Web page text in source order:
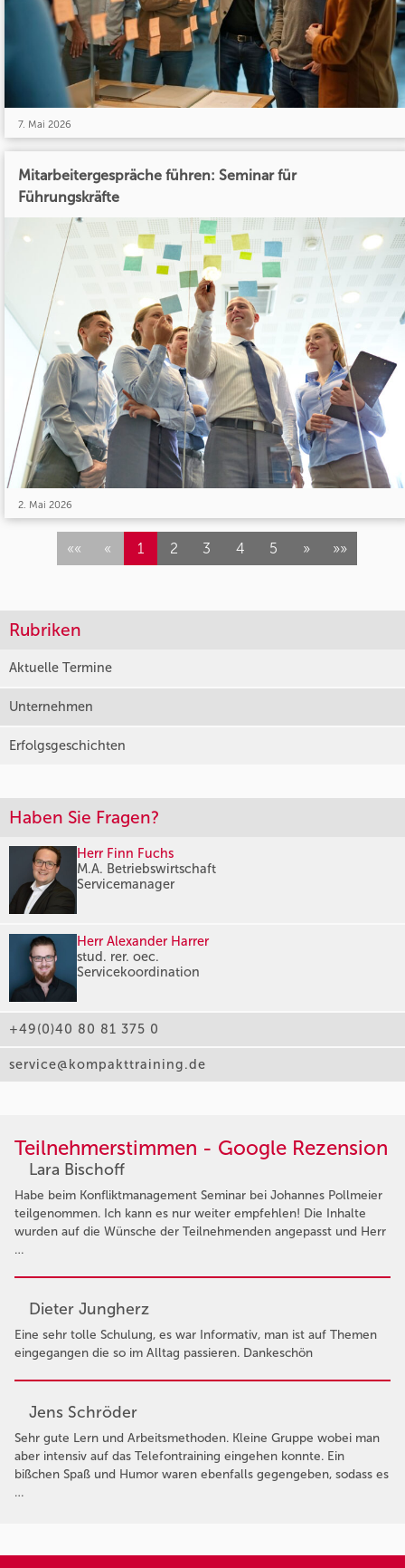
Rubriken
Aktuelle Termine
Unternehmen
Erfolgsgeschichten
Haben Sie Fragen?
Herr Finn Fuchs
M.A. Betriebswirtschaft
Servicemanager
Herr Alexander Harrer
stud. rer. oec.
Servicekoordination
+49(0)40 80 81 375 0
service@kompakttraining.de
7. Mai 2026
Mitarbeitergespräche führen: Seminar für
Führungskräfte
2. Mai 2026
«« « 1 2 3 4 5 » »»
Teilnehmerstimmen - Google Rezension
Lara Bischoff
Habe beim Konfliktmanagement Seminar bei Johannes Pollmeier
teilgenommen. Ich kann es nur weiter empfehlen! Die Inhalte
wurden auf die Wünsche der Teilnehmenden angepasst und Herr
…
Dieter Jungherz
Eine sehr tolle Schulung, es war Informativ, man ist auf Themen
eingegangen die so im Alltag passieren. Dankeschön
Jens Schröder
Sehr gute Lern und Arbeitsmethoden. Kleine Gruppe wobei man
aber intensiv auf das Telefontraining eingehen konnte. Ein
bißchen Spaß und Humor waren ebenfalls gegengeben, sodass es
…